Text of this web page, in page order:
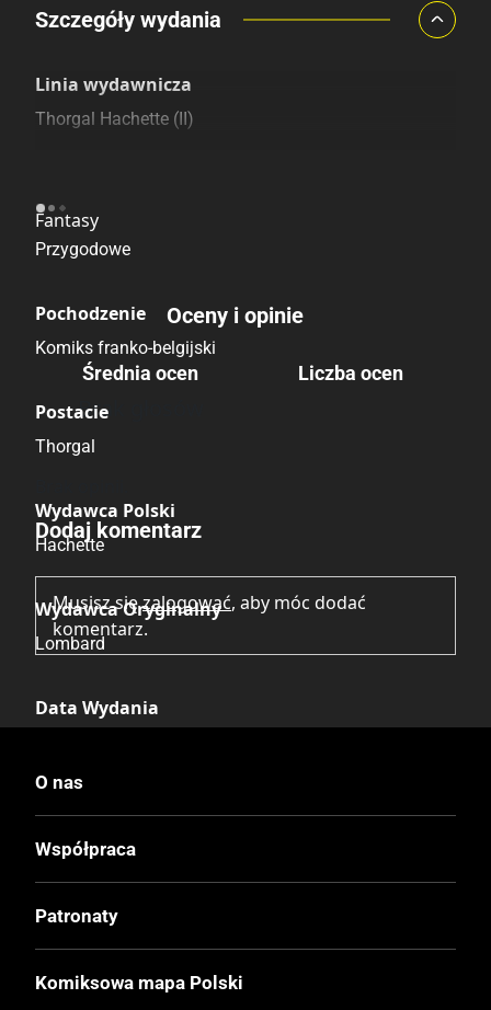
Porównaj ceny
Szczegóły wydania
Linia wydawnicza
Thorgal Hachette (II)
Fantasy
Przygodowe
Pochodzenie
Komiks franko-belgijski
Postacie
Thorgal
Wydawca Polski
Hachette
Wydawca Oryginalny
Lombard
Data Wydania
Druk
Kolor
Oprawa
Twarda
Oceny i opinie
Średnia ocen
Brak głosów
Liczba ocen
Dodaj komentarz
Musisz sięzalogować, aby móc dodać
komentarz.
O nas
Współpraca
Patronaty
Komiksowa mapa Polski